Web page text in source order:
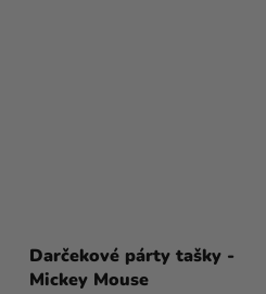
Darčekové párty tašky -
Mickey Mouse